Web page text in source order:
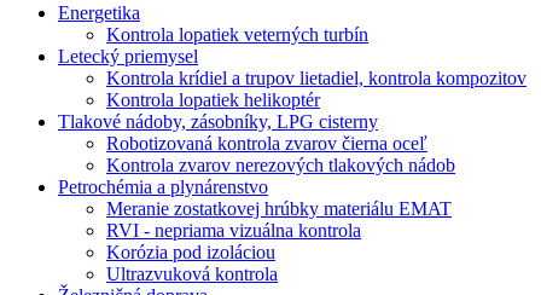
Energetika
Kontrola lopatiek veterných turbín
Letecký priemysel
Kontrola krídiel a trupov lietadiel, kontrola kompozitov
Kontrola lopatiek helikoptér
Tlakové nádoby, zásobníky, LPG cisterny
Robotizovaná kontrola zvarov čierna oceľ
Kontrola zvarov nerezových tlakových nádob
Petrochémia a plynárenstvo
Meranie zostatkovej hrúbky materiálu EMAT
RVI - nepriama vizuálna kontrola
Korózia pod izoláciou
Ultrazvuková kontrola